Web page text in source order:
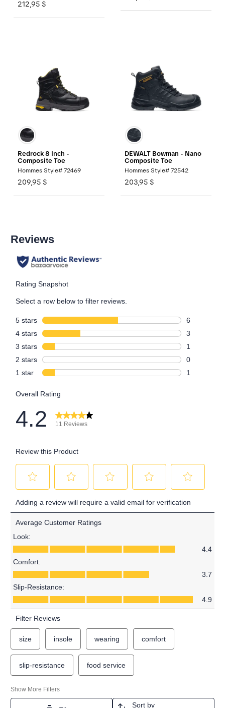
212,95 $
Redrock 8 Inch -
Composite Toe
Hommes Style# 72469
209,95 $
DEWALT Bowman - Nano
Composite Toe
Hommes Style# 72542
203,95 $